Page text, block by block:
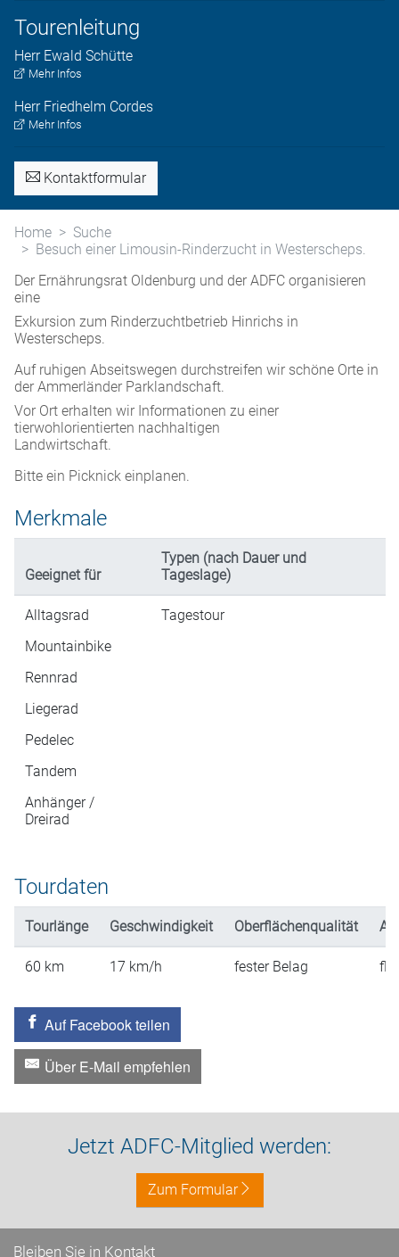
Tourenleitung
Herr Ewald Schütte
Mehr Infos
Herr Friedhelm Cordes
Mehr Infos
Kontaktformular
Home
Suche
Besuch einer Limousin-Rinderzucht in Westerscheps.
Der Ernährungsrat Oldenburg und der ADFC organisieren
eine
Exkursion zum Rinderzuchtbetrieb Hinrichs in
Westerscheps.
Auf ruhigen Abseitswegen durchstreifen wir schöne Orte in
der Ammerländer Parklandschaft.
Vor Ort erhalten wir Informationen zu einer
tierwohlorientierten nachhaltigen
Landwirtschaft.
Bitte ein Picknick einplanen.
Merkmale
Geeignet für
Typen (nach Dauer und
Tageslage)
Alltagsrad
Mountainbike
Rennrad
Liegerad
Pedelec
Tandem
Anhänger /
Dreirad
Tagestour
Tourdaten
Tourlänge Geschwindigkeit Oberflächenqualität
60 km 17 km/h fester Belag
Auf Facebook teilen
Über E-Mail empfehlen
Jetzt ADFC-Mitglied werden:
Zum Formular
Bleiben Sie in Kontakt